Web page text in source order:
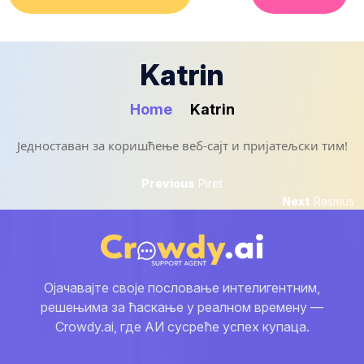
Katrin
Home Katrin
Једноставан за коришћење веб-сајт и пријатељски тим!
чланка
Previous Previous
Piret
Next Next
Rasmus
Ојачавајте своје пословање интелигентним,
решењима за ћаскање у реалном времену —
Crowdy.ai, где АИ сусреће успех купаца.